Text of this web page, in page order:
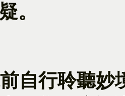
。
自行聆聽妙